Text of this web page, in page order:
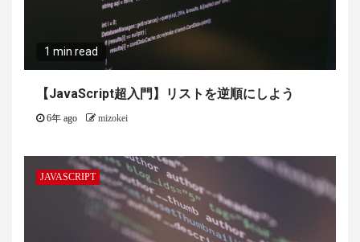
1 min read
【JavaScript超入門】リストを逆順にしよう
6年 ago mizokei
JAVASCRIPT